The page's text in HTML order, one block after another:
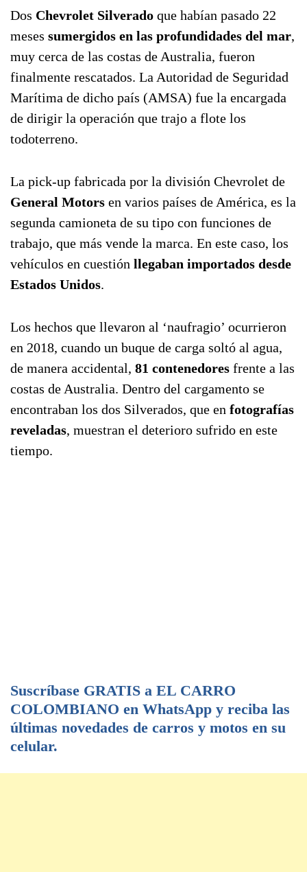
Dos Chevrolet Silverado que habían pasado 22
meses sumergidos en las profundidades del mar,
muy cerca de las costas de Australia, fueron
finalmente rescatados. La Autoridad de Seguridad
Marítima de dicho país (AMSA) fue la encargada
de dirigir la operación que trajo a flote los
todoterreno.
La pick-up fabricada por la división Chevrolet de
General Motors en varios países de América, es la
segunda camioneta de su tipo con funciones de
trabajo, que más vende la marca. En este caso, los
vehículos en cuestión llegaban importados desde
Estados Unidos.
Los hechos que llevaron al ‘naufragio’ ocurrieron
en 2018, cuando un buque de carga soltó al agua,
de manera accidental, 81 contenedores frente a las
costas de Australia. Dentro del cargamento se
encontraban los dos Silverados, que en fotografías
reveladas, muestran el deterioro sufrido en este
tiempo.
Suscríbase GRATIS a EL CARRO
COLOMBIANO en WhatsApp y reciba las
últimas novedades de carros y motos en su
celular.